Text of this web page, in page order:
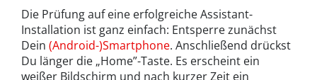
Die Prüfung auf eine erfolgreiche Assistant-
Installation ist ganz einfach: Entsperre zunächst
Dein (Android-)Smartphone. Anschließend drückst
Du länger die „Home”-Taste. Es erscheint ein
weißer Bildschirm und nach kurzer Zeit ein